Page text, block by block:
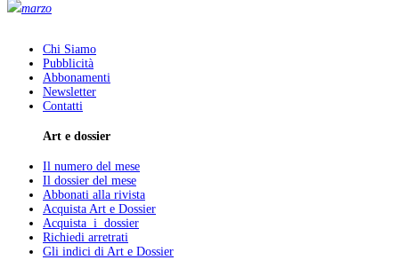
marzo
Chi Siamo
Pubblicità
Abbonamenti
Newsletter
Contatti
Art e dossier
Il numero del mese
Il dossier del mese
Abbonati alla rivista
Acquista Art e Dossier
Acquista i dossier
Richiedi arretrati
Gli indici di Art e Dossier